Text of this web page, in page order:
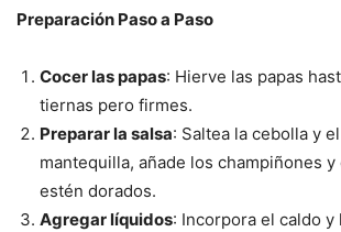
Preparación Paso a Paso
Cocer las papas: Hierve las papas
tiernas pero firmes.
Preparar la salsa: Saltea la cebolla y
mantequilla, añade los champiñones y
estén dorados.
Agregar líquidos: Incorpora el caldo y